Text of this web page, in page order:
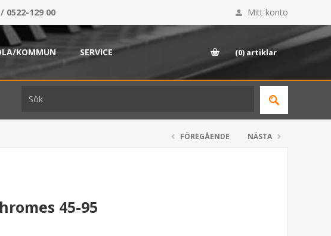
0522-129 00 Mitt konto
KOMMUN SERVICE (0) artiklar
FÖREGÅENDE NÄSTA
45-95